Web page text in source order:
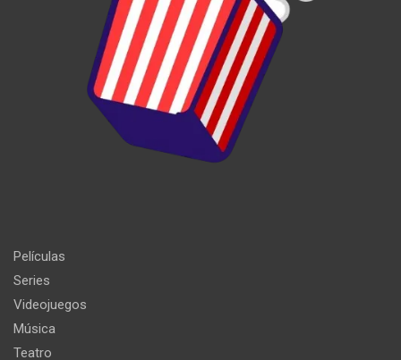
Películas
Series
Videojuegos
Música
Teatro